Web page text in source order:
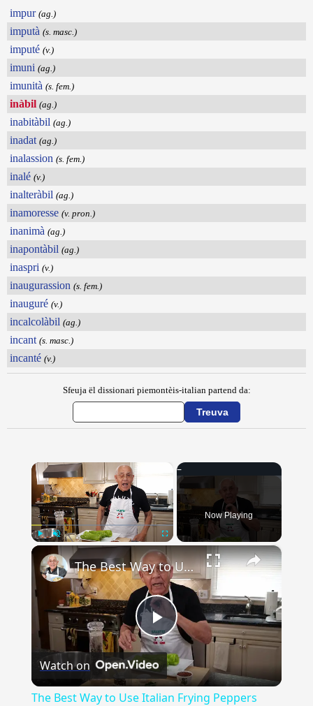
impur (ag.)
imputà (s. masc.)
imputé (v.)
imuni (ag.)
imunità (s. fem.)
inàbil (ag.)
inabitàbil (ag.)
inadat (ag.)
inalassion (s. fem.)
inalé (v.)
inalteràbil (ag.)
inamoresse (v. pron.)
inanimà (ag.)
inapontàbil (ag.)
inaspri (v.)
inaugurassion (s. fem.)
inauguré (v.)
incalcolàbil (ag.)
incant (s. masc.)
incanté (v.)
Sfeuja ël dissionari piemontèis-italian partend da:
Unmute
Now Playing
×
Play
Video
The Best Way to Use Italian Frying Peppers
Watch on
The Best Way to Use Italian Frying Peppers